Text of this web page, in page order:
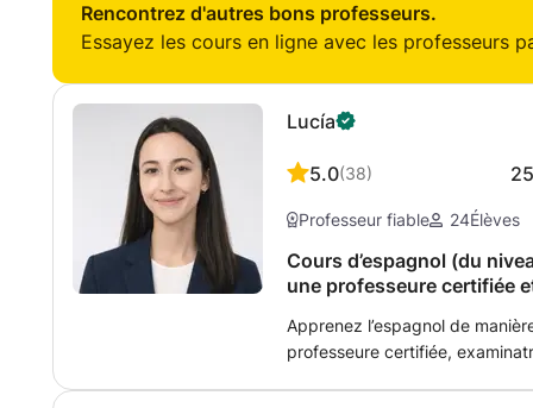
Rencontrez d'autres bons professeurs.
Essayez les cours en ligne avec les professeurs
Lucía
5.0(38)
Professeur fiable 24Élèves
Cours d’espagnol (du
une professeure certifiée
Apprenez l’espagnol de
professeure certifiée,